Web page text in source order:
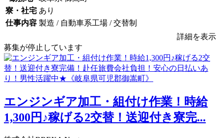
寮・社宅 あり
仕事内容 製造 / 自動車系工場 / 交替制
詳細を表示
募集が停止しています
エンジンギア加工・組付け作業！時給
1,300円♪稼げる2交替！送迎付き寮完...